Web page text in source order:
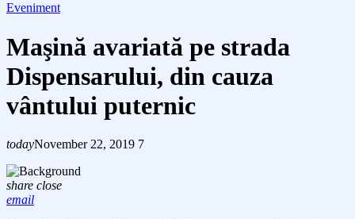
Eveniment
Maşină avariată pe strada
Dispensarului, din cauza
vântului puternic
todayNovember 22, 2019 7
share close
email